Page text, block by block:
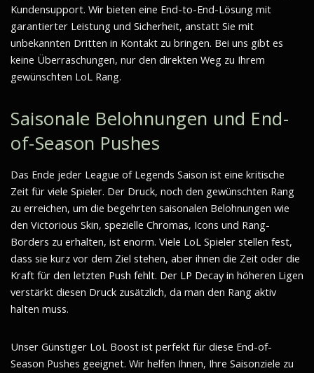
Kundensupport. Wir bieten eine End-to-End-Lösung mit
garantierter Leistung und Sicherheit, anstatt Sie mit
unbekannten Dritten in Kontakt zu bringen. Bei uns gibt es
keine Überraschungen, nur den direkten Weg zu Ihrem
gewünschten LoL Rang.
Saisonale Belohnungen und End-
of-Season Pushes
Das Ende jeder League of Legends Saison ist eine kritische
Zeit für viele Spieler. Der Druck, noch den gewünschten Rang
zu erreichen, um die begehrten saisonalen Belohnungen wie
den Victorious Skin, spezielle Chromas, Icons und Rang-
Borders zu erhalten, ist enorm. Viele LoL Spieler stellen fest,
dass sie kurz vor dem Ziel stehen, aber ihnen die Zeit oder die
Kraft für den letzten Push fehlt. Der LP Decay in höheren Ligen
verstärkt diesen Druck zusätzlich, da man den Rang aktiv
halten muss.
Unser Günstiger LoL Boost ist perfekt für diese End-of-
Season Pushes geeignet. Wir helfen Ihnen, Ihre Saisonziele zu